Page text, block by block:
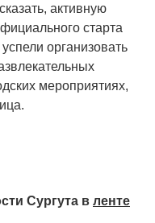
активную
старта
организовать
мероприятиях,
Сургута в ленте